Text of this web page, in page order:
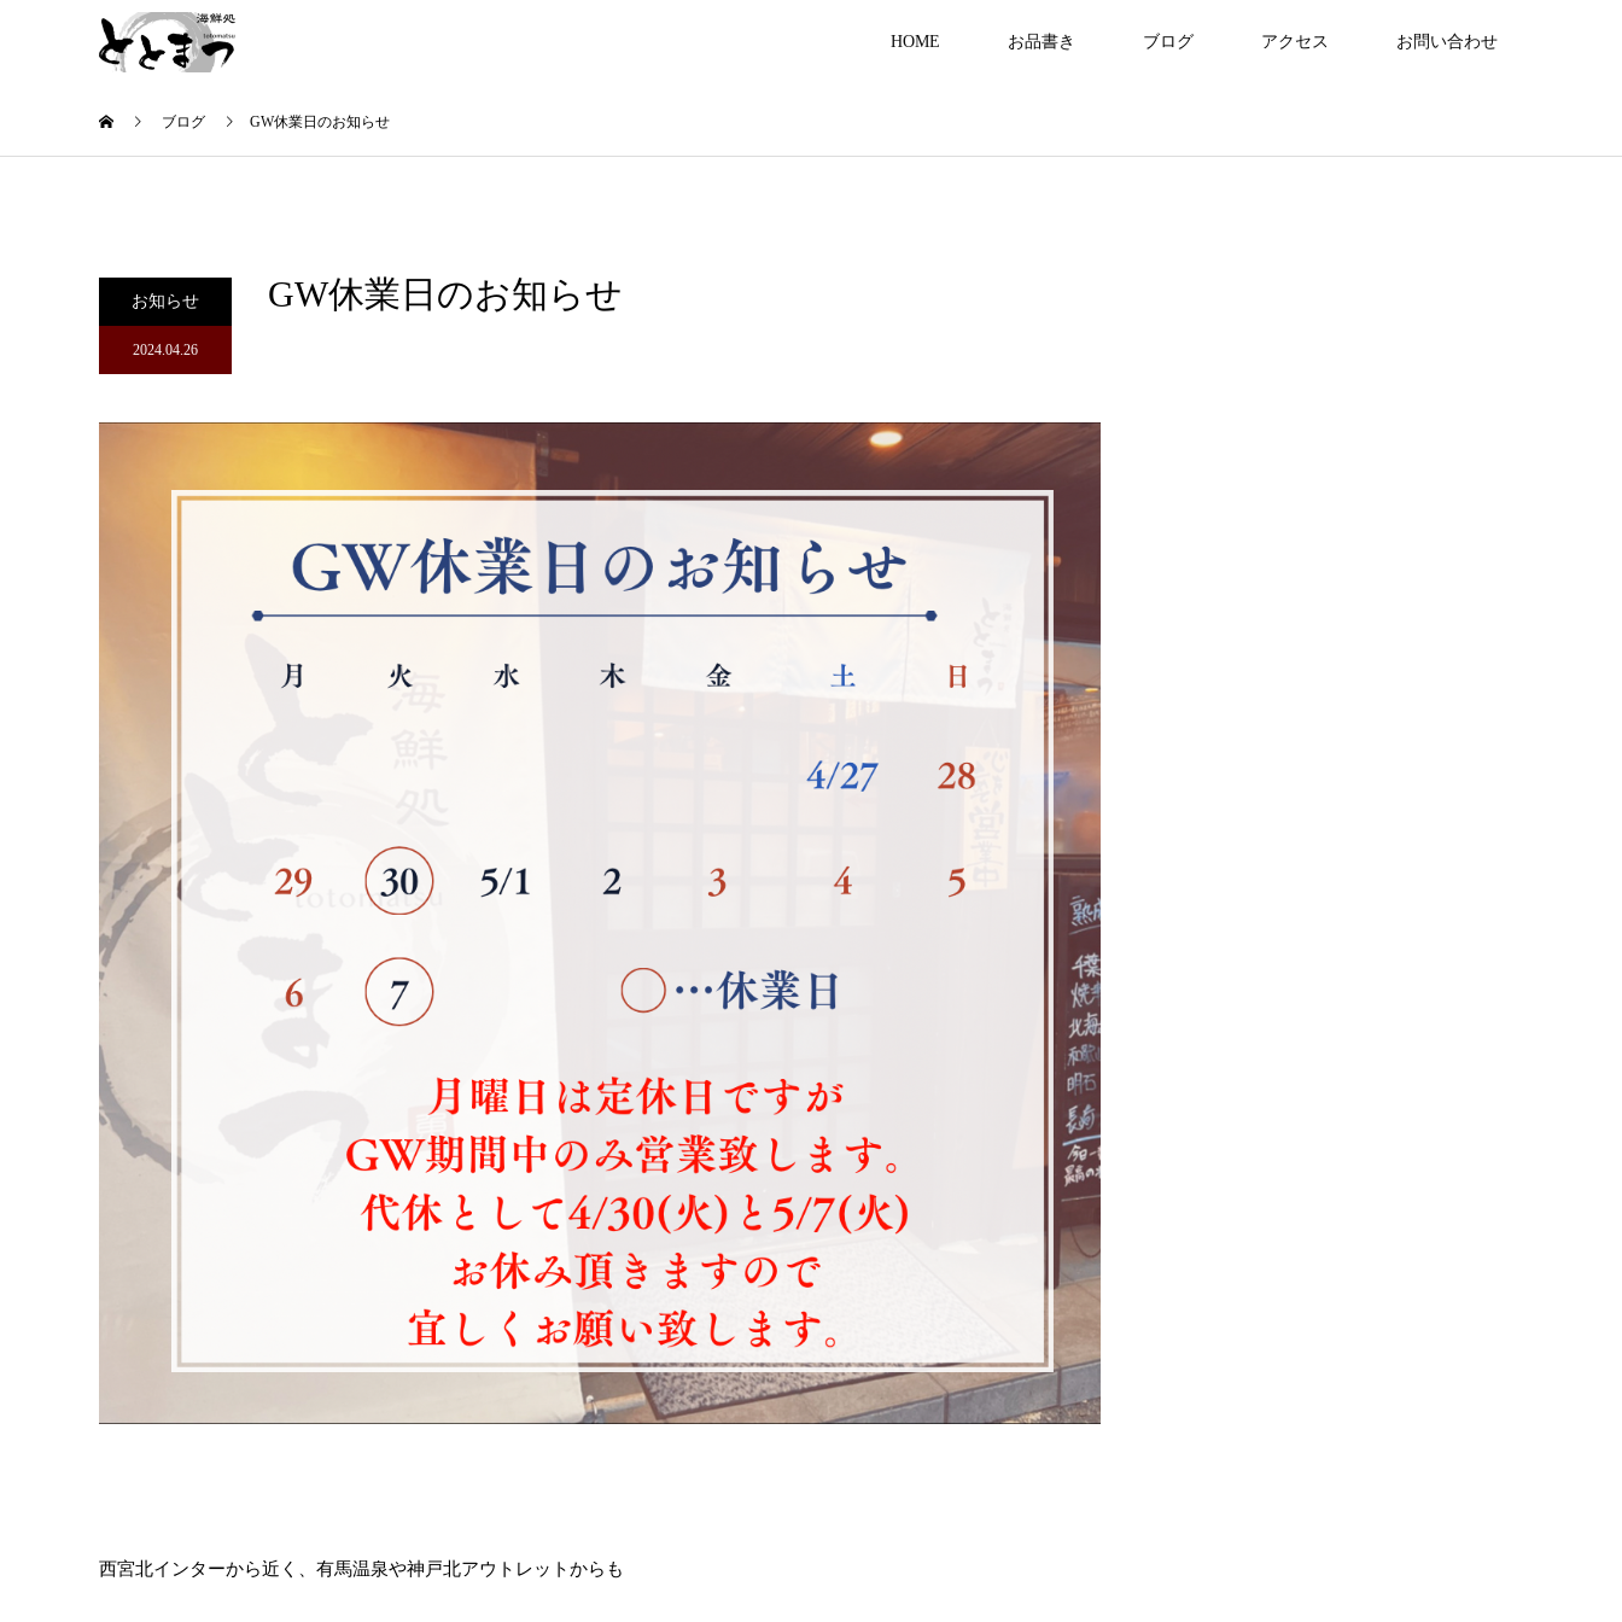
HOME お品書き ブログ アクセス お問い合わせ
ブログ GW休業日のお知らせ
お知らせ
2024.04.26
GW休業日のお知らせ
西宮北インターから近く、有馬温泉や神戸北アウトレットからも